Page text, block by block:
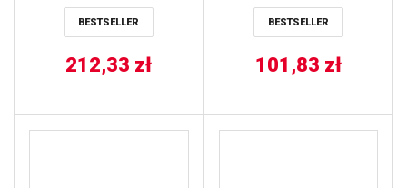
WORX
BESTSELLER
212,33 zł
BESTSELLER
101,83 zł